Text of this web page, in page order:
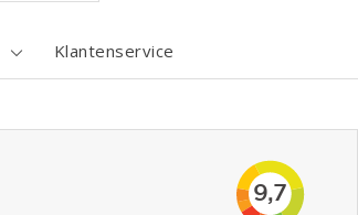
Klantenservice